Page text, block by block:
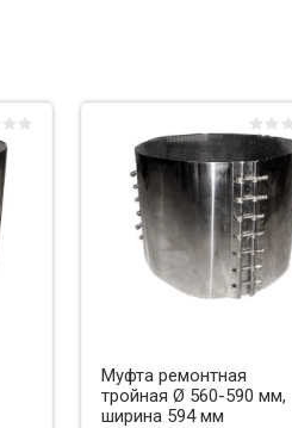
Муфта ремонтная
тройная Ø 560-590 мм,
ширина 594 мм